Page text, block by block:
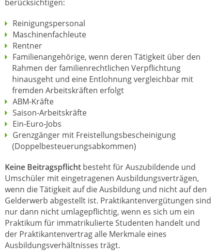
berücksichtigen:
Reinigungspersonal
Maschinenfachleute
Rentner
Familienangehörige, wenn deren Tätigkeit über den
Rahmen der familienrechtlichen Verpflichtung
hinausgeht und eine Entlohnung vergleichbar mit
fremden Arbeitskräften erfolgt
ABM-Kräfte
Saison-Arbeitskräfte
Ein-Euro-Jobs
Grenzgänger mit Freistellungsbescheinigung
(Doppelbesteuerungsabkommen)
Keine Beitragspflicht besteht für Auszubildende und
Umschüler mit eingetragenen Ausbildungsverträgen,
wenn die Tätigkeit auf die Ausbildung und nicht auf den
Gelderwerb abgestellt ist. Praktikantenvergütungen sind
nur dann nicht umlagepflichtig, wenn es sich um ein
Praktikum für immatrikulierte Studenten handelt und
der Praktikantenvertrag alle Merkmale eines
Ausbildungsverhältnisses trägt.